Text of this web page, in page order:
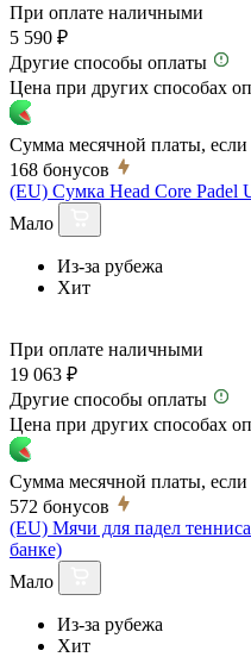
При оплате наличными
5 590 ₽
Другие способы оплаты
Цена при других способах
Сумма месячной платы, если
168 бонусов
(EU) Сумка Head Core Padel
Мало
Из-за рубежа
Хит
При оплате наличными
19 063 ₽
Другие способы оплаты
Цена при других способах
Сумма месячной платы, если
572 бонусов
(EU) Мячи для падел
банке)
Мало
Из-за рубежа
Хит